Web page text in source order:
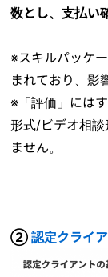
数とし、支払い
※スキルパッケ
まれており、影
※「評価」には
形式/ビデオ相
ません。
②認定クライ